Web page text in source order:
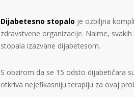
Dijabetesno stopalo je ozbiljna
zdravstvene organizacije. Naime,
stopala izazvane dijabetesom.
S obzirom da se 15 odsto dijabetičara
otkriva nejefikasniju terapiju za ovaj